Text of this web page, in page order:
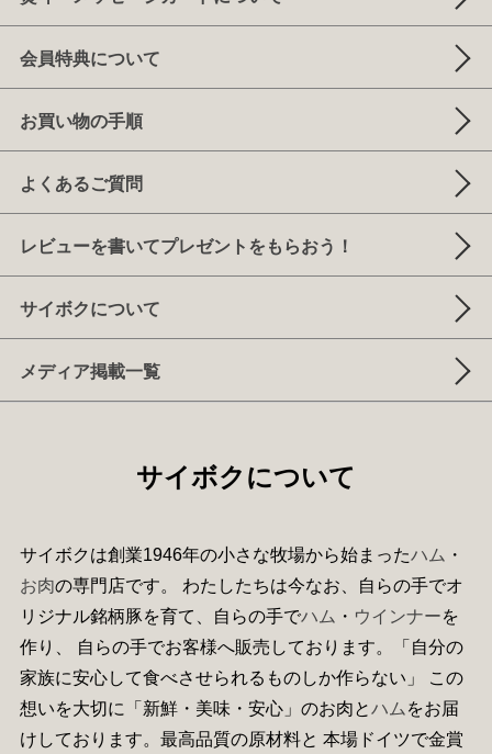
会員特典について
お買い物の手順
よくあるご質問
レビューを書いてプレゼントをもらおう！
サイボクについて
メディア掲載一覧
サイボクについて
サイボクは創業1946年の小さな牧場から始まったハム ・
お肉の専門店です。 わたしたちは今なお、自らの手でオ
リジナル銘柄豚を育て、自らの手でハム ・ ウインナーを
作り、 自らの手でお客様へ販売しております。「自分の
家族に安心して食べさせられるものしか作らない」 この
想いを大切に「新鮮・美味・安心」のお肉とハム をお届
けしております。最高品質の原材料と 本場ドイツで金賞